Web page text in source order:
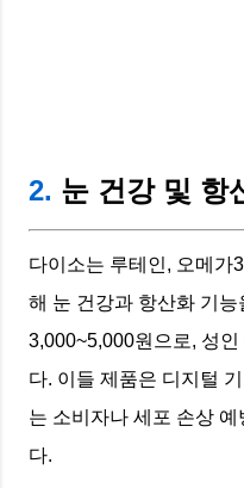
2. 눈 건강 및 항
다이소는 루테인, 오메가
해 눈 건강과 항산화 기
3,000~5,000원으로, 성
다. 이들 제품은 디지털
는 소비자나 세포 손상
다.